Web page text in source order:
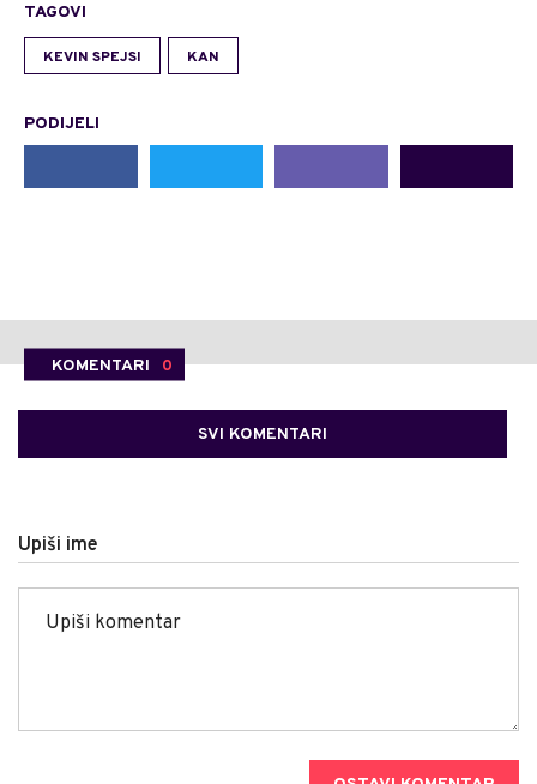
TAGOVI
KEVIN SPEJSI KAN
PODIJELI
KOMENTARI 0
SVI KOMENTARI
Upiši ime